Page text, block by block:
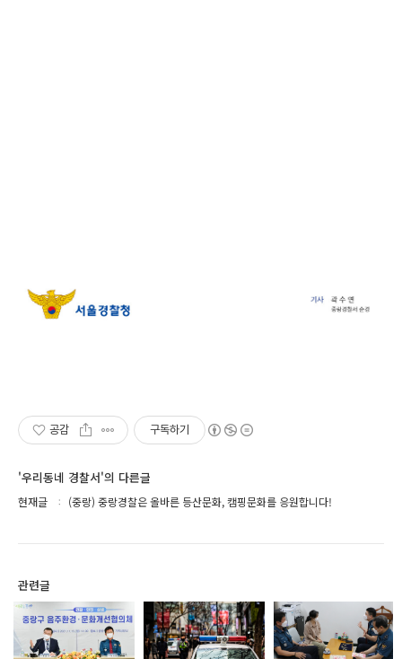
공감 구독하기
'우리동네 경찰서'의 다른글
현재글 (중랑) 중랑경찰은 올바른 등산문화, 캠핑문화를 응원합니다!
관련글